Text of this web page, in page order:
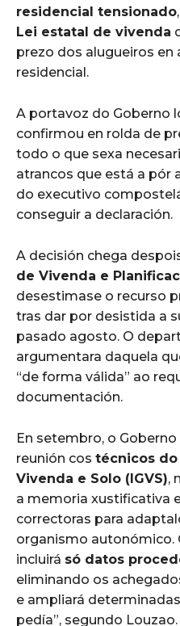
residencial tensionado
Lei estatal de vivenda
prezo dos alugueiros en
residencial.
A portavoz do Goberno
confirmou en rolda de
todo o que sexa
atrancos que está a pór
do executivo
conseguir a declaración.
A decisión chega
de Vivenda e
desestimase o recurso
tras dar por desistida a
pasado agosto. O
argumentara daquela
“de forma válida” ao
documentación.
En setembro, o
reunión cos técnicos
Vivenda e Solo (IGVS),
a memoria xustificativa
correctoras para
organismo autonómico.
incluirá só datos
eliminando os
e ampliará
pedía”, segundo Louzao.